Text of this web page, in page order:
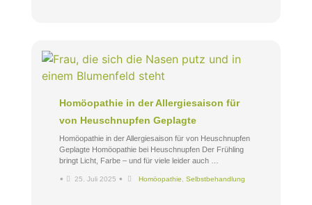
Homöopathie in der Allergiesaison für
von Heuschnupfen Geplagte
Homöopathie in der Allergiesaison für von Heuschnupfen
Geplagte Homöopathie bei Heuschnupfen Der Frühling
bringt Licht, Farbe – und für viele leider auch …
• 25. Juli 2025 • Homöopathie Selbstbehandlung